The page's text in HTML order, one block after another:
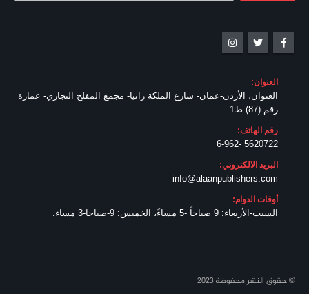
العنوان:
العنوان، الأردن-عمان- شارع الملكة رانيا- مجمع المفلح التجاري- عمارة
رقم (87) ط1
رقم الهاتف:
5620722 -6-962
البريد الالكتروني:
info@alaanpublishers.com
أوقات الدوام:
السبت-الأربعاء: 9 صباحاً -5 مساءً، الخميس: 9-صباحا-3 مساء.
© حقوق النشر محفوظة 2023